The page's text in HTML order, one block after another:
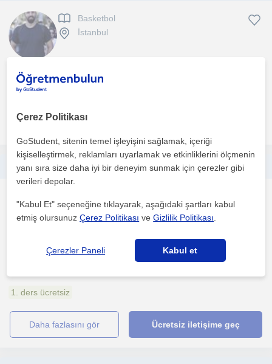
Basketbol
İstanbul
Spor branşlarında başırılar sağlamış ödüller almış bir öğretim
yaşadım. Değişken öğrenci gruplarında deneyimler ve ...
daha fazlasını gör
Antalya Sehri, Çakirlar ...
Basketbol, benim için yalnızca bir spor değil; bir karakter inşa
süreci, zihinsel dayanıklılık ve özgüvenin birleşi...
1. ders ücretsiz
daha fazlasını gör Ücretsiz iletişime geç
Çerez Politikası
GoStudent, sitenin temel işleyişini sağlamak, içeriği
kişiselleştirmek, reklamları uyarlamak ve etkinliklerini ölçmenin
yanı sıra size daha iyi bir deneyim sunmak için çerezler gibi
verileri depolar.
"Kabul Et" seçeneğine tıklayarak, aşağıdaki şartları kabul
etmiş olursunuzÇerez Politikası veGizlilik Politikası
Çerezler Paneli Kabul et